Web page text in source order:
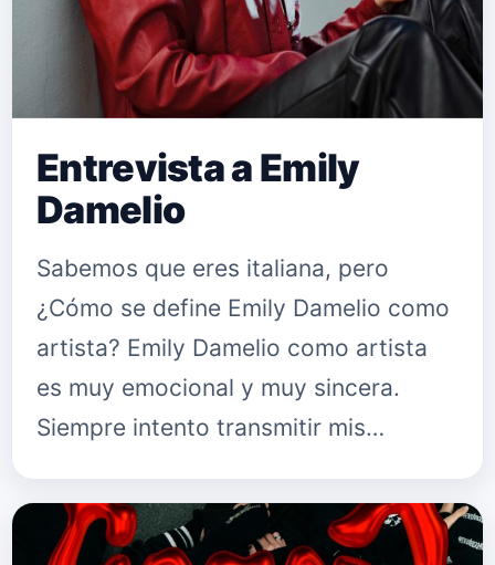
Entrevista a Emily
Damelio
Sabemos que eres italiana, pero
¿Cómo se define Emily Damelio como
artista? Emily Damelio como artista
es muy emocional y muy sincera.
Siempre intento transmitir mis
porque quiero que entre en mi mundo,
es mi ob…